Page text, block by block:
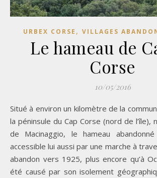
URBEX CORSE , VILLAGES
Le hameau de
Corse
10/05/2016
Situé à environ un kilomètre de la commune de Meria, dans
la péninsule du Cap Corse (nord de l’île),
de Macinaggio, le hameau
accessible lui aussi par une marche à
abandon vers 1925, plus encore qu’à
été causé par son isolement